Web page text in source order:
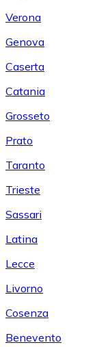
Verona
Genova
Caserta
Catania
Grosseto
Prato
Taranto
Trieste
Sassari
Latina
Lecce
Livorno
Cosenza
Benevento